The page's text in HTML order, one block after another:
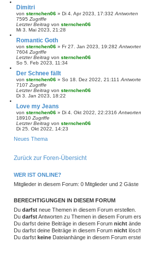
Dimitri
von sternchen06 » Di 4. Apr 2023, 17:332 Antworten
7595 Zugriffe
Letzter Beitrag von sternchen06
Mi 3. Mai 2023, 21:28
Romantic Goth
von sternchen06 » Fr 27. Jan 2023, 19:282 Antworten
7604 Zugriffe
Letzter Beitrag von sternchen06
So 5. Feb 2023, 11:34
Der Schnee fällt
von sternchen06 » So 18. Dez 2022, 21:11 1
7107 Zugriffe
Letzter Beitrag von sternchen06
Di 3. Jan 2023, 18:22
Love my Jeans
von sternchen06 » Di 4. Okt 2022, 22:2316 Antworten
18910 Zugriffe
Letzter Beitrag von sternchen06
Di 25. Okt 2022, 14:23
Neues Thema
Zurück zur Foren-Übersicht
WER IST ONLINE?
Mitglieder in diesem Forum: 0 Mitglieder und 2 Gäste
BERECHTIGUNGEN IN DIESEM FORUM
Du darfst neue Themen in diesem Forum erstellen.
Du darfstAntworten zu Themen in diesem Forum
Du darfst deine Beiträge in diesem Forum nicht
Du darfst deine Beiträge in diesem Forum nicht
Du darfst keine Dateianhänge in diesem Forum